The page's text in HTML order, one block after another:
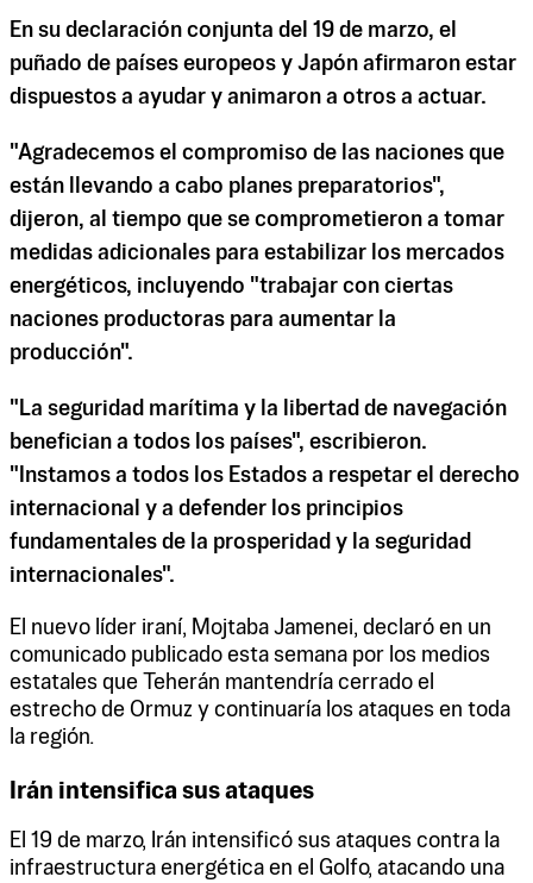
En su declaración conjunta del 19 de marzo, el
puñado de países europeos y Japón afirmaron estar
dispuestos a ayudar y animaron a otros a actuar.
"Agradecemos el compromiso de las naciones que
están llevando a cabo planes preparatorios",
dijeron, al tiempo que se comprometieron a tomar
medidas adicionales para estabilizar los mercados
energéticos, incluyendo "trabajar con ciertas
naciones productoras para aumentar la
producción".
"La seguridad marítima y la libertad de navegación
benefician a todos los países", escribieron.
"Instamos a todos los Estados a respetar el derecho
internacional y a defender los principios
fundamentales de la prosperidad y la seguridad
internacionales".
El nuevo líder iraní, Mojtaba Jamenei, declaró en un
comunicado publicado esta semana por los medios
estatales que Teherán mantendría cerrado el
estrecho de Ormuz y continuaría los ataques en toda
la región.
Irán intensifica sus ataques
El 19 de marzo, Irán intensificó sus ataques contra la
infraestructura energética en el Golfo, atacando una